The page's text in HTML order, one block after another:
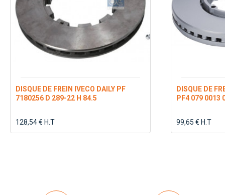
DISQUE DE FREIN IVECO DAILY PF
7180256 D 289-22 H 84.5
128,54 € H.T
DISQUE DE
PF4 079 0013
99,65 € H.T